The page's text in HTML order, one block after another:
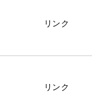
リンク
リンク